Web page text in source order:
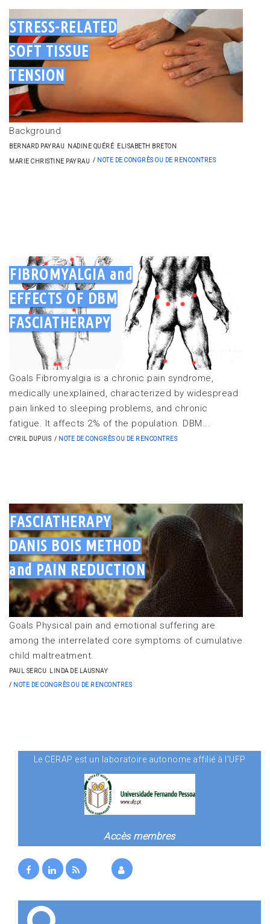
STRESS-RELATED
SOFT TISSUE
TENSION
Background
BERNARD PAYRAU NADINE QUÉRÉ ELISABETH BRETON
MARIE CHRISTINE PAYRAU NOTE DE CONGRÈS OU DE RENCONTRES
FIBROMYALGIA and
EFFECTS OF DBM
FASCIATHERAPY
Goals Fibromyalgia is a chronic pain syndrome,
medically unexplained, characterized by widespread
pain linked to sleeping problems, and chronic
fatigue. It affects 2% of the population. DBM...
CYRIL DUPUIS NOTE DE CONGRÈS OU DE RENCONTRES
FASCIATHERAPY
DANIS BOIS METHOD
and PAIN REDUCTION
Goals Physical pain and emotional suffering are
among the interrelated core symptoms of cumulative
child maltreatment.
PAUL SERCU LINDA DE LAUSNAY
NOTE DE CONGRÈS OU DE RENCONTRES
Le CERAP est un laboratoire autonome affilié à l'UFP
Accès membres